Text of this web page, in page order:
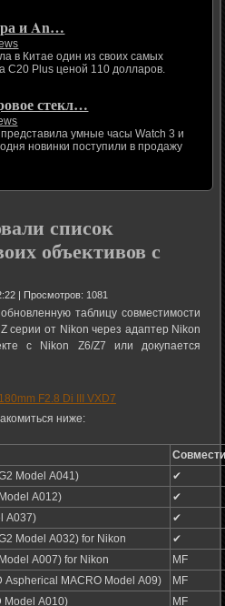
и An…
в Китае один из своих самых
C20 Plus ценой 110 долларов.
стекл…
умные часы Watch 3 и
новинки поступили в продажу
список
объективов с
| Просмотров: 1081
таблицу совместимости
серии от Nikon через адаптер Nikon
с Nikon Z6/Z7 или докупается
ниже:
Model A041)
✔
A012)
✔
A037)
✔
Model A032) for Nikon
✔
A007) for Nikon
MF
Aspherical MACRO Model A09)
MF
Model A010)
MF